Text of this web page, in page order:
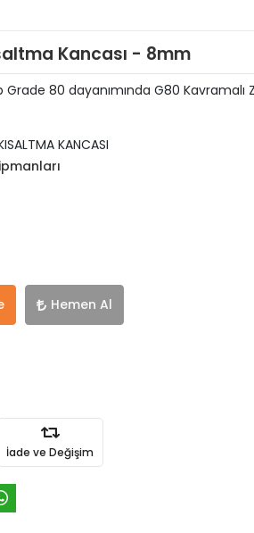
Kancası - 8mm
Grade 80 dayanımında G80 Kavramalı
KANCASI
Hemen Al
İade ve Değişim